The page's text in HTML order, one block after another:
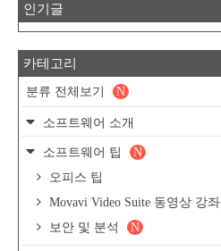
인기글
카테고리
분류 전체보기 N
소프트웨어 소개
소프트웨어 팁
N
오피스 팁
Movavi Video Suite 동영상 강좌
보안 및 분석
N